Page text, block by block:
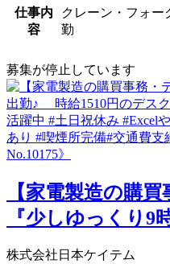
仕事内
容
クレーン・フォー
勤
募集が停止しています
【家電製造の購買
『少しゆっくり
株式会社日本ケイテム